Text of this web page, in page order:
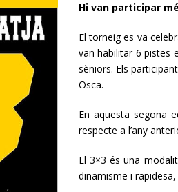
Hi van participar
El torneig es va
van habilitar 6 pistes
sèniors. Els
Osca.
En aquesta segona
respecte a l’any
El 3×3 és una
dinamisme i